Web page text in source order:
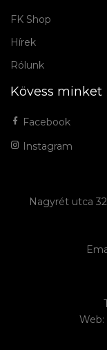
FK Shop
Hírek
Rólunk
Kövess minket
Facebook
Instagram
Nagyrét utca
Web: